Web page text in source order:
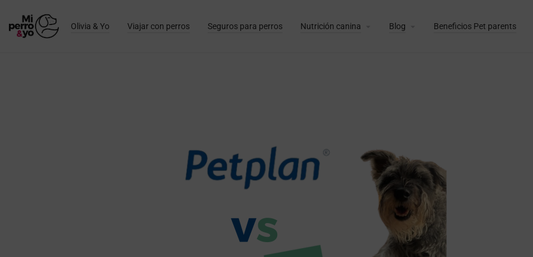
Olivia & Yo Viajar con perros Seguros para perros Nutrición canina Blog Beneficios Pet parents